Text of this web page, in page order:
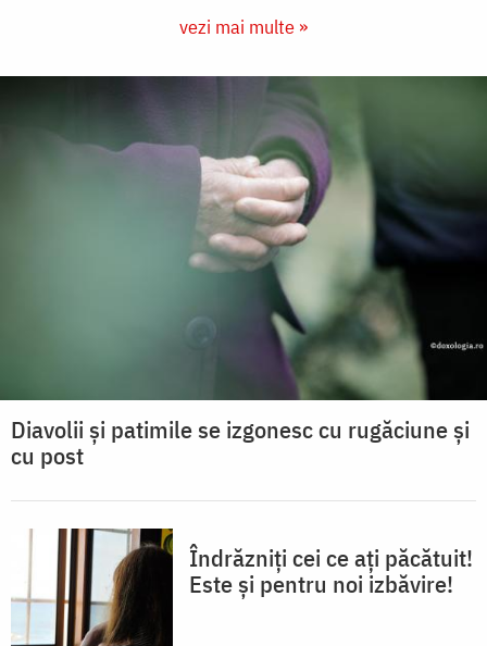
vezi mai multe »
Diavolii și patimile se izgonesc cu rugăciune și
cu post
Îndrăzniți cei ce ați păcătuit!
Este și pentru noi izbăvire!